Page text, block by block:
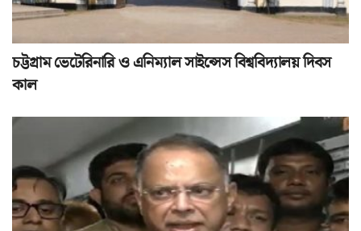
চট্টগ্রাম ভেটেরিনারি ও এনিম্যাল সাইন্সেস বিশ্ববিদ্যালয় দিবস
কাল